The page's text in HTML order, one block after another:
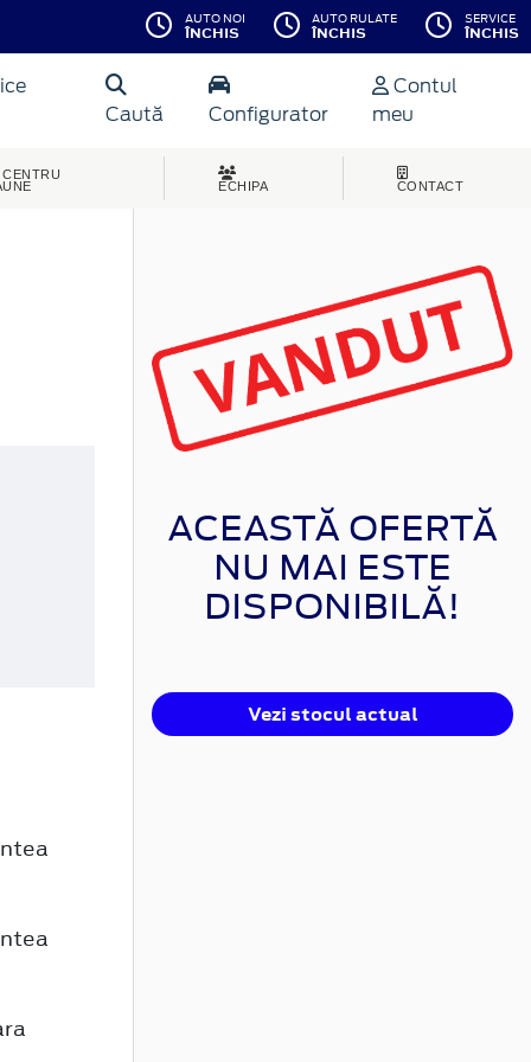
AUTO NOI
ÎNCHIS
AUTO RULATE
ÎNCHIS
SERVICE
ÎNCHIS
Caută
Configurator
Contul
meu
CENTRU
ECHIPA CONTACT
ACEASTĂ OFERTĂ
NU MAI ESTE
DISPONIBILĂ!
Vezi stocul actual